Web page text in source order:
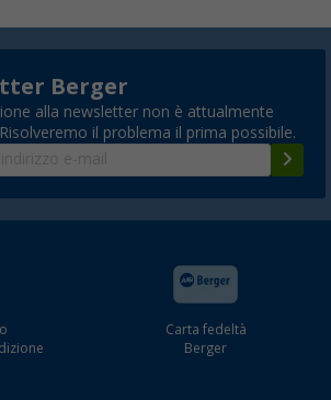
Berger
alla newsletter non è attualmente
il problema il prima possibile.
Carta fedeltà
Berger